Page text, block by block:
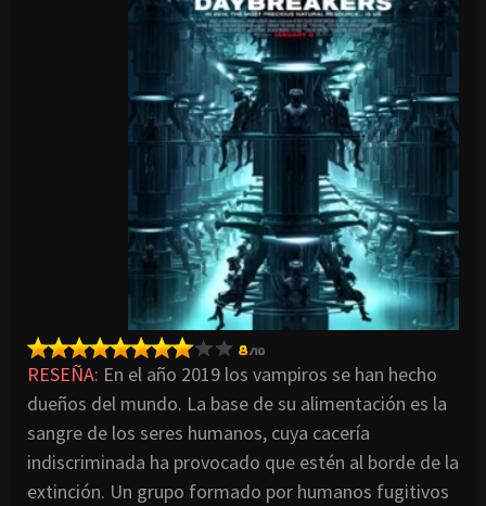
RESEÑA: En el año 2019 los vampiros se han hecho
dueños del mundo. La base de su alimentación es la
sangre de los seres humanos, cuya cacería
indiscriminada ha provocado que estén al borde de la
extinción. Un grupo formado por humanos fugitivos